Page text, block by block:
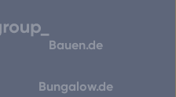
Bauen.de
Bungalow.de